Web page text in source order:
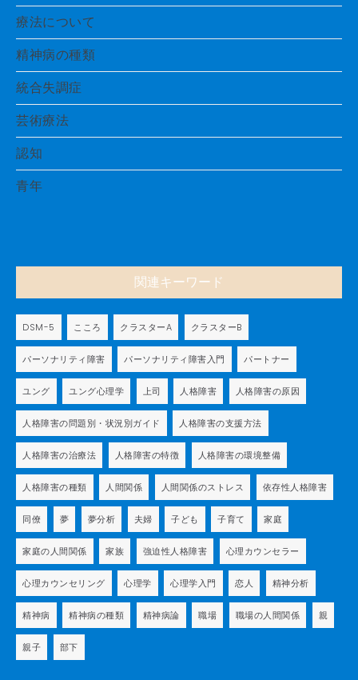
療法について
精神病の種類
統合失調症
芸術療法
認知
青年
関連キーワード
DSM-5 こころ クラスターA クラスターB
パーソナリティ障害 パーソナリティ障害入門 パートナー
ユング ユング心理学 上司 人格障害 人格障害の原因
人格障害の問題別・状況別ガイド 人格障害の支援方法
人格障害の治療法 人格障害の特徴 人格障害の環境整備
人格障害の種類 人間関係 人間関係のストレス 依存性人格障害
同僚 夢 夢分析 夫婦 子ども 子育て 家庭
家庭の人間関係 家族 強迫性人格障害 心理カウンセラー
心理カウンセリング 心理学 心理学入門 恋人 精神分析
精神病 精神病の種類 精神病論 職場 職場の人間関係 親
親子 部下